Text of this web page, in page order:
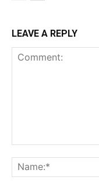
LEAVE A REPLY